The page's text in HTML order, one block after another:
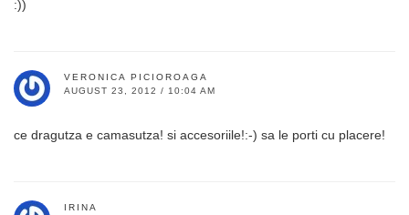
:))
VERONICA PICIOROAGA
AUGUST 23, 2012 / 10:04 AM
ce dragutza e camasutza! si accesoriile!:-) sa le porti cu placere!
IRINA